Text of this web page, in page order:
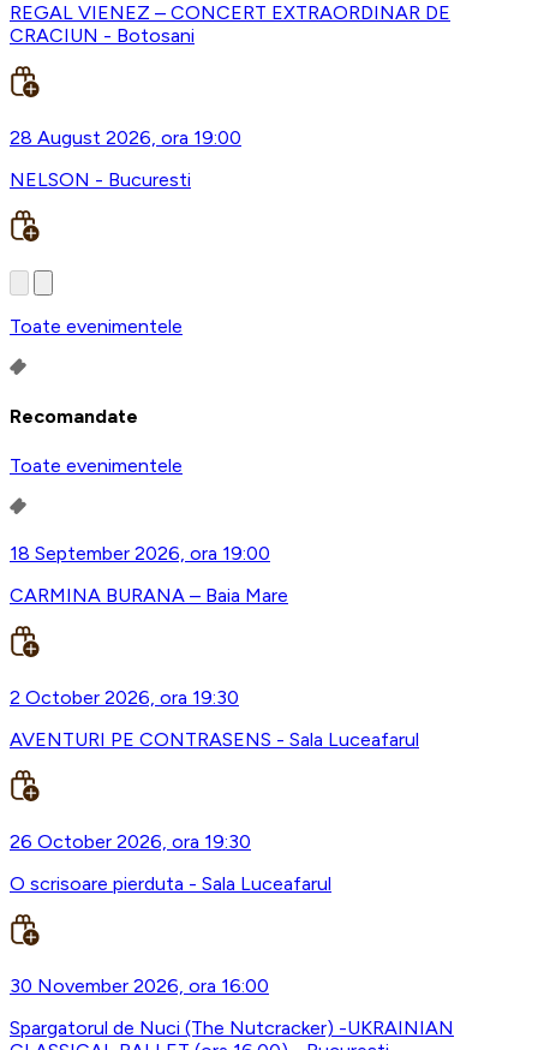
REGAL VIENEZ – CONCERT EXTRAORDINAR DE
CRACIUN - Botosani
28 August 2026, ora 19:00
NELSON - Bucuresti
Toate evenimentele
Recomandate
Toate evenimentele
18 September 2026, ora 19:00
CARMINA BURANA – Baia Mare
2 October 2026, ora 19:30
AVENTURI PE CONTRASENS - Sala Luceafarul
26 October 2026, ora 19:30
O scrisoare pierduta - Sala Luceafarul
30 November 2026, ora 16:00
Spargatorul de Nuci (The Nutcracker) -UKRAINIAN